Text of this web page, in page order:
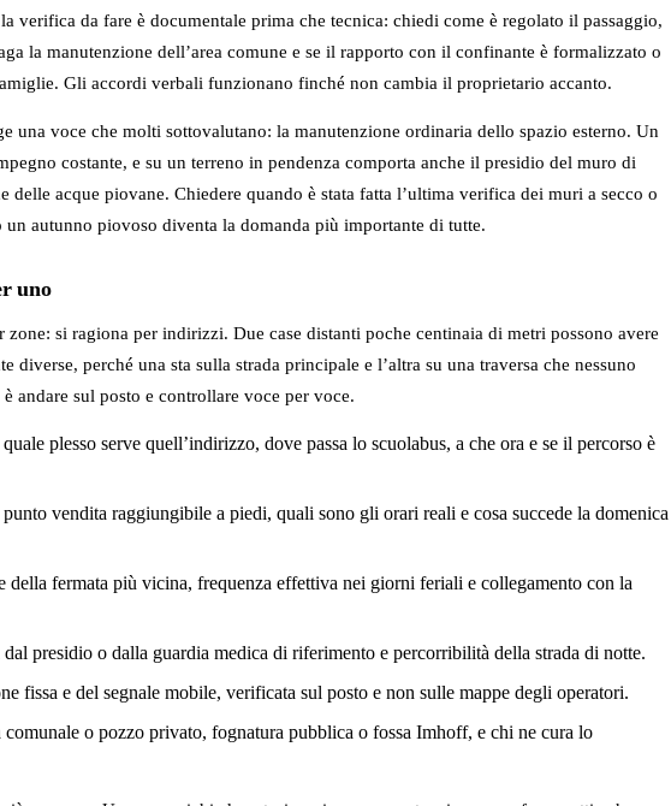
verifica da fare è documentale prima che tecnica: chiedi come è regolato il passaggio,
la manutenzione dell’area comune e se il rapporto con il confinante è formalizzato o
Gli accordi verbali funzionano finché non cambia il proprietario accanto.
una voce che molti sottovalutano: la manutenzione ordinaria dello spazio esterno. Un
costante, e su un terreno in pendenza comporta anche il presidio del muro di
delle acque piovane. Chiedere quando è stata fatta l’ultima verifica dei muri a secco o
autunno piovoso diventa la domanda più importante di tutte.
uno
si ragiona per indirizzi. Due case distanti poche centinaia di metri possono avere
diverse, perché una sta sulla strada principale e l’altra su una traversa che nessuno
andare sul posto e controllare voce per voce.
quale plesso serve quell’indirizzo, dove passa lo scuolabus, a che ora e se il percorso è
punto vendita raggiungibile a piedi, quali sono gli orari reali e cosa succede la domenica
della fermata più vicina, frequenza effettiva nei giorni feriali e collegamento con la
dal presidio o dalla guardia medica di riferimento e percorribilità della strada di notte.
fissa e del segnale mobile, verificata sul posto e non sulle mappe degli operatori.
comunale o pozzo privato, fognatura pubblica o fossa Imhoff, e chi ne cura lo